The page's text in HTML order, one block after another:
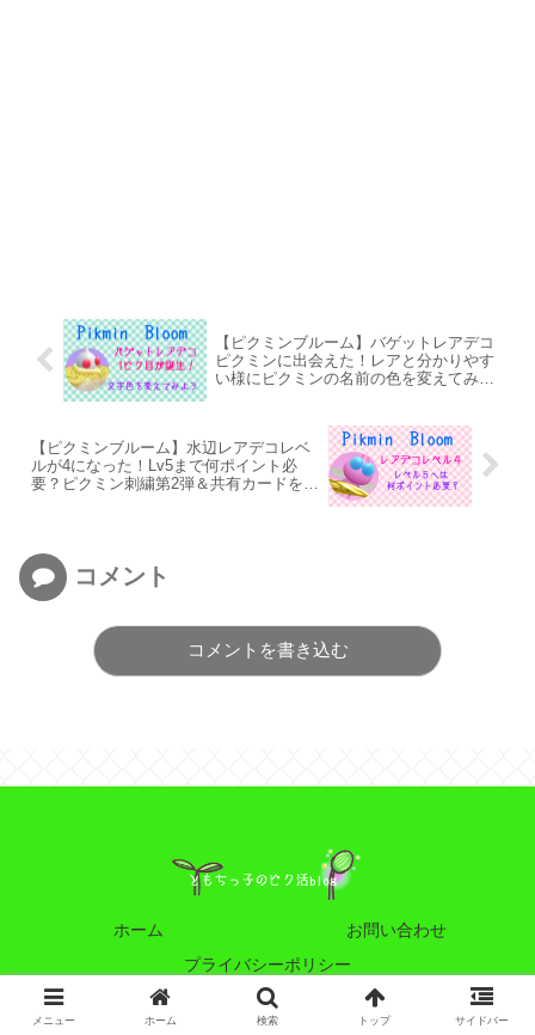
【ピクミンブルーム】バゲットレアデコ
ピクミンに出会えた！レアと分かりやす
い様にピクミンの名前の色を変えてみよ
【ピクミンブルーム】水辺レアデコレベ
ルが4になった！Lv5まで何ポイント必
要？ピクミン刺繍第2弾＆共有カードをプ
コメント
コメントを書き込む
ホーム
お問い合わせ
プライバシーポリシー
© 2022 ともちっ子のピク活blog.
メニュー ホーム 検索 トップ サイドバー